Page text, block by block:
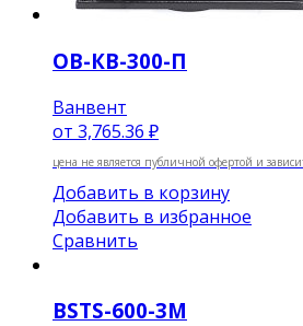
ОВ-КВ-300-П
Ванвент
от 3,765.36 ₽
цена не является публичной офертой и
Добавить в корзину
Добавить в избранное
Сравнить
BSTS-600-3M